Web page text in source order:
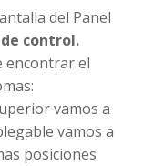
del Panel
control.
encontrar el
vamos a
vamos a
posiciones